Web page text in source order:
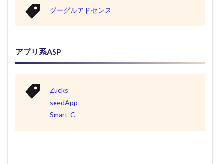
グーグルアドセンス
アプリ系ASP
Zucks
seedApp
Smart-C